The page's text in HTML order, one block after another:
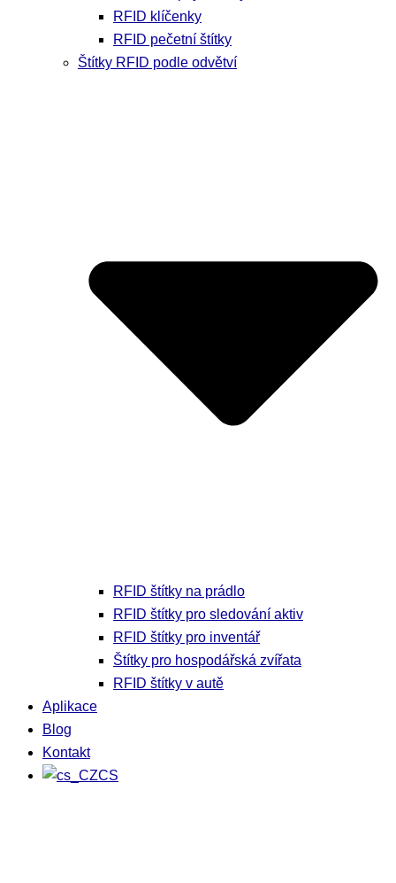
RFID klíčenky
RFID pečetní štítky
Štítky RFID podle odvětví
RFID štítky na prádlo
RFID štítky pro sledování aktiv
RFID štítky pro inventář
Štítky pro hospodářská zvířata
RFID štítky v autě
Aplikace
Blog
Kontakt
CS